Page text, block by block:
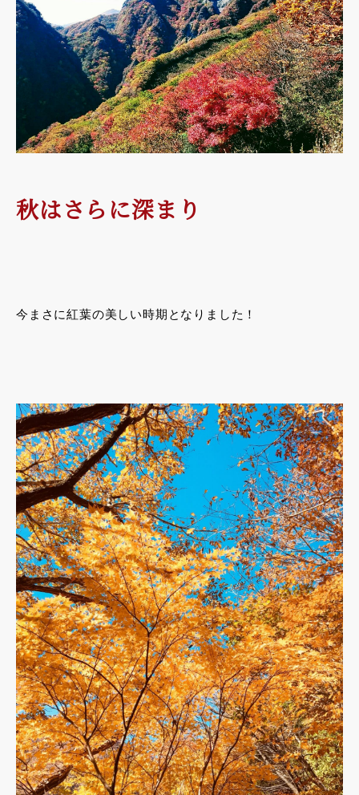
秋はさらに深まり
今まさに紅葉の美しい時期となりました！